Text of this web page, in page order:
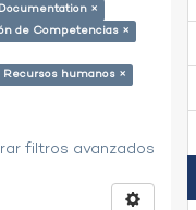
×
de Competencias ×
Recursos humanos ×
filtros avanzados